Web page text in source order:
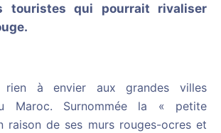
touristes qui pourrait rivaliser
rien à envier aux grandes villes
Maroc. Surnommée la « petite
raison de ses murs rouges-ocres et